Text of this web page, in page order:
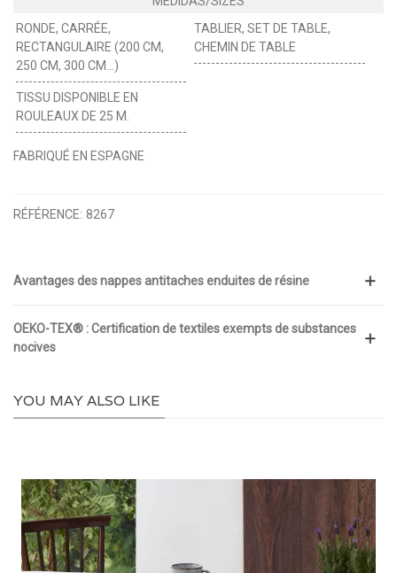
RONDE, CARRÉE,
RECTANGULAIRE (200 CM,
250 CM, 300 CM...)
TABLIER, SET DE TABLE,
CHEMIN DE TABLE
TISSU DISPONIBLE EN
ROULEAUX DE 25 M.
FABRIQUÉ EN ESPAGNE
RÉFÉRENCE: 8267
Avantages des nappes antitaches enduites de résine
OEKO-TEX® : Certification de textiles exempts de substances
nocives
YOU MAY ALSO LIKE